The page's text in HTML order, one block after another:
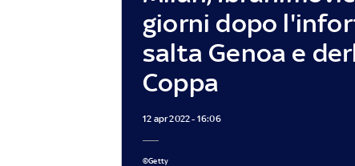
giorni dopo
salta Genoa e
Coppa
12 apr 2022 - 16:06
©Getty